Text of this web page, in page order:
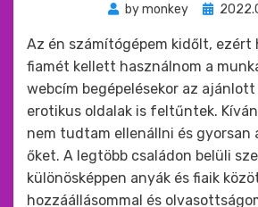
bymonkey
Beküldve
:
Az én számítógépem kidőlt, ezért
fiamét kellett használnom a
webcím begépelésekor az
erotikus oldalak is feltűntek.
nem tudtam ellenállni és gyorsan
őket. A legtöbb családon belüli
különösképpen anyák és fiaik
hozzáállásommal és